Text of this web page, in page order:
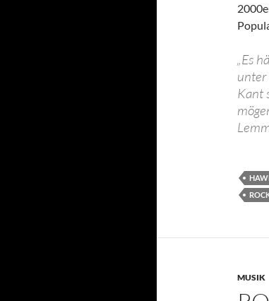
„Es
unter
Kant
MUSIK